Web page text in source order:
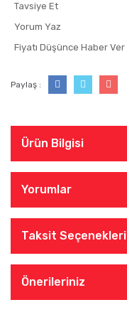
Tavsiye Et
Yorum Yaz
Fiyatı Düşünce Haber Ver
Paylaş :
Ürün Bilgisi
Yorumlar
Taksit Seçenekleri
Önerileriniz